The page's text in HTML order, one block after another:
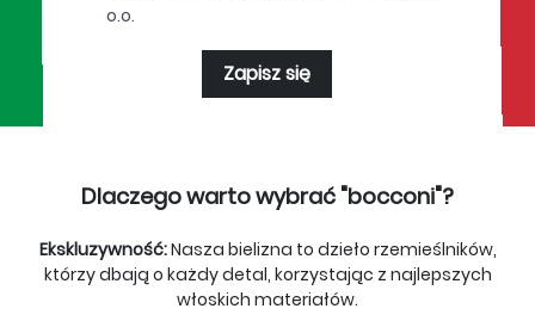
o.o.
Zapisz się
Dlaczego warto wybrać "bocconi"?
Ekskluzywność:Nasza bielizna to dzieło rzemieślników,
którzy dbają o każdy detal, korzystając z najlepszych
włoskich materiałów.